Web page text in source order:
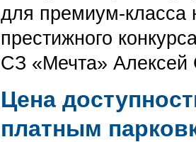
для премиум-класса
престижного
СЗ «Мечта» Алексей
Цена
платным